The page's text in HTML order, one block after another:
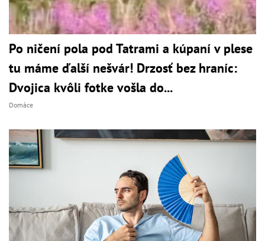
Po ničení pola pod Tatrami a kúpaní v plese
tu máme ďalší nešvár! Drzosť bez hraníc:
Dvojica kvôli fotke vošla do...
Domáce